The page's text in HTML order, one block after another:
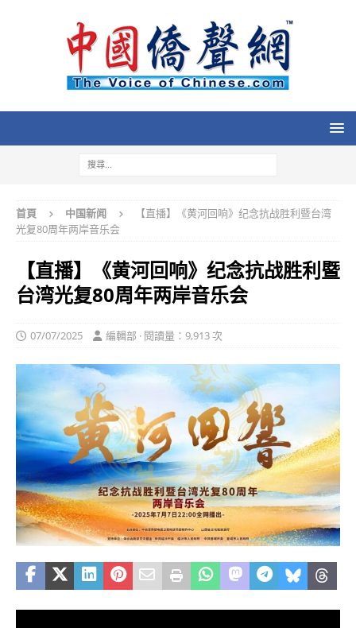
首頁 中国新闻
【直播】《黄河回响》纪念抗战胜利暨台湾
光复80周年两岸音乐会
【直播】《黄河回响》纪念抗战胜利暨
台湾光复80周年两岸音乐会
07/07/2025 編輯部 · 閱讀量：9,913 次